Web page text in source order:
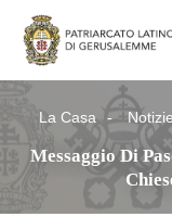
La Casa
Messaggio Di